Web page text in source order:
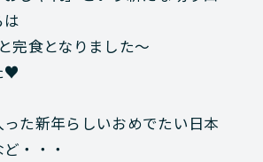
完食となりました～
♥
た新年らしいおめでたい日本
・・・